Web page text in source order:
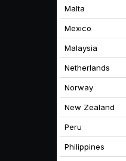
Malta
Mexico
Malaysia
Netherlands
Norway
New Zealand
Peru
Philippines